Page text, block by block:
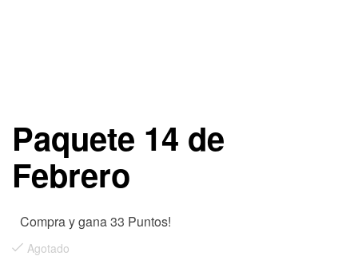
Paquete 14 de
Febrero
Compra y gana 33 Puntos!
Agotado